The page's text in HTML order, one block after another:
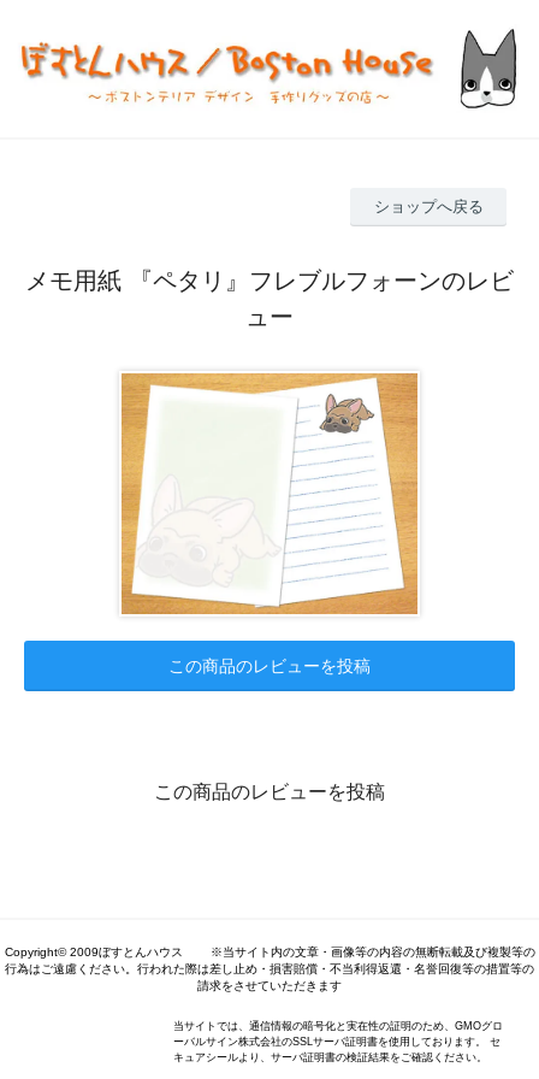
ショップへ戻る
メモ用紙 『ペタリ』フレブルフォーンのレビ
ュー
この商品のレビューを投稿
この商品のレビューを投稿
Copyright© 2009ぼすとんハウス ※当サイト内の文章・画像等の内容の無断転載及び複製等の
行為はご遠慮ください。行われた際は差し止め・損害賠償・不当利得返還・名誉回復等の措置等の
請求をさせていただきます
当サイトでは、通信情報の暗号化と実在性の証明のため、GMOグロ
ーバルサイン株式会社のSSLサーバ証明書を使用しております。 セ
キュアシールより、サーバ証明書の検証結果をご確認ください。